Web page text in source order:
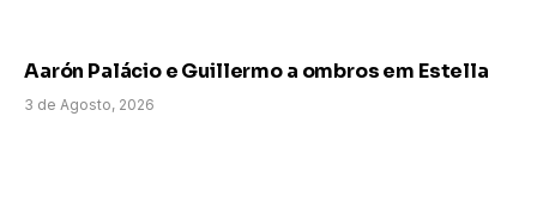
Aarón Palácio e Guillermo a ombros em Estella
3 de Agosto, 2026